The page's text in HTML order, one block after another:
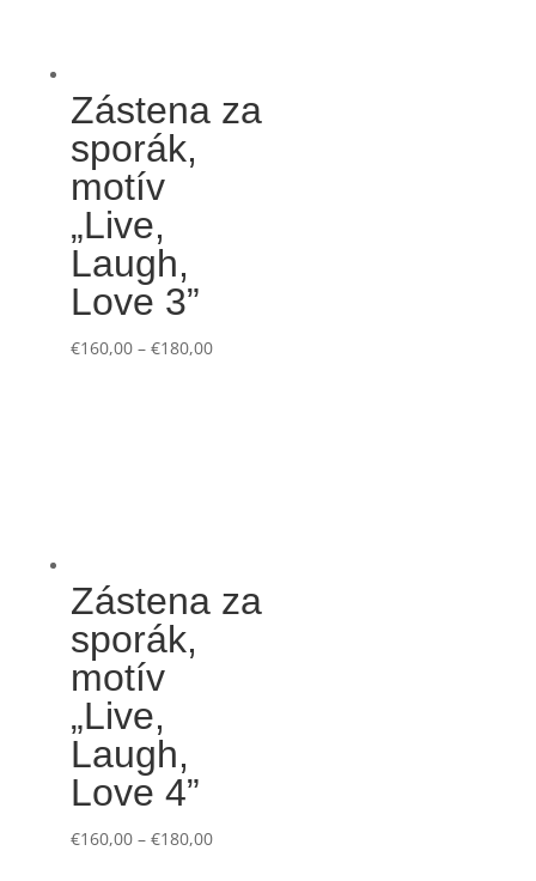
Zástena za
sporák,
motív
„Live,
Laugh,
Love 3”
€160,00– €180,00
Zástena za
sporák,
motív
„Live,
Laugh,
Love 4”
€160,00– €180,00